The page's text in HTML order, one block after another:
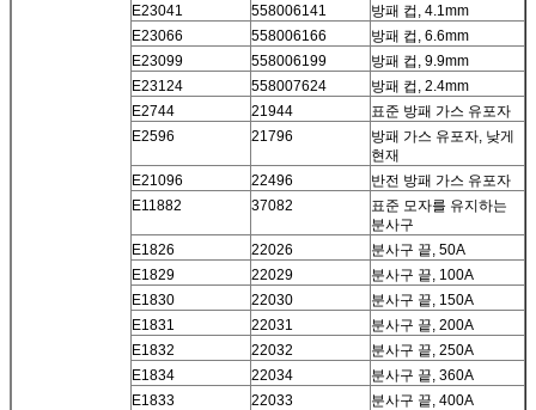
E23041
558006141
방패 컵, 4.1mm
E23066
558006166
방패 컵, 6.6mm
E23099
558006199
방패 컵, 9.9mm
E23124
558007624
방패 컵, 2.4mm
E2744
21944
표준 방패 가스 유포자
E2596
21796
방패 가스 유포자, 낮게
현재
E21096
22496
반전 방패 가스 유포자
E11882
37082
표준 모자를 유지하는
분사구
E1826
22026
분사구 끝, 50A
E1829
22029
분사구 끝, 100A
E1830
22030
분사구 끝, 150A
E1831
22031
분사구 끝, 200A
E1832
22032
분사구 끝, 250A
E1834
22034
분사구 끝, 360A
E1833
22033 분사구 끝, 400A